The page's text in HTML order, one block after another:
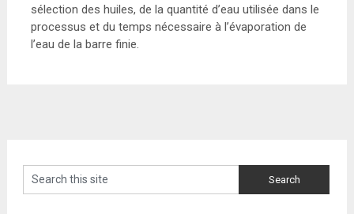
sélection des huiles, de la quantité d’eau utilisée dans le
processus et du temps nécessaire à l’évaporation de
l’eau de la barre finie.